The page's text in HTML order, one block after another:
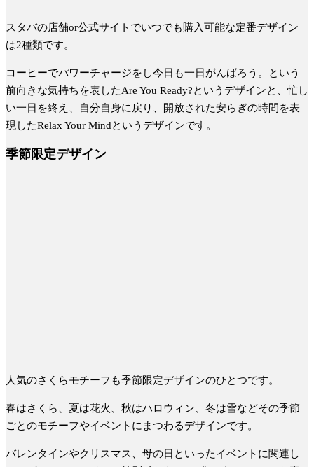
スタバの店舗or公式サイトでいつでも購入可能な定番デザイン
は2種類です。
コーヒーでパワーチャージをし今日も一日がんばろう。という
前向きな気持ちを表したAre You Ready?というデザインと、忙し
い一日を終え、自分自身に戻り、開放された安らぎの時間を表
現したRelax Your Mindというデザインです。
季節限定デザイン
人気のさくらモチーフも季節限定デザインのひとつです。
春はさくら、夏は花火、秋はハロウィン、冬は雪などその季節
ごとのモチーフやイベントにまつわるデザインです。
バレンタインやクリスマス、母の日といったイベントに関連し